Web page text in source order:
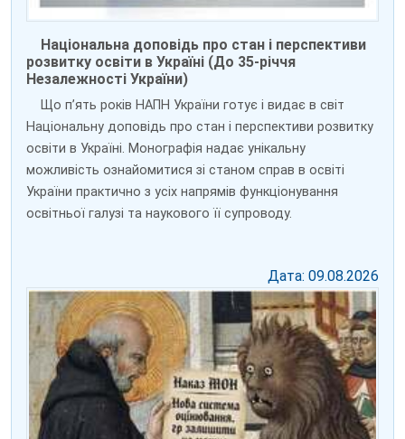
Національна доповідь про стан і перспективи
розвитку освіти в Україні (До 35-річчя
Незалежності України)
Що п’ять років НАПН України готує і видає в світ
Національну доповідь про стан і перспективи розвитку
освіти в Україні. Монографія надає унікальну
можливість ознайомитися зі станом справ в освіті
України практично з усіх напрямів функціонування
освітньої галузі та наукового її супроводу.
Дата: 09.08.2026